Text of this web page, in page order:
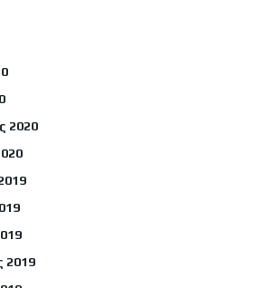
2020
2019